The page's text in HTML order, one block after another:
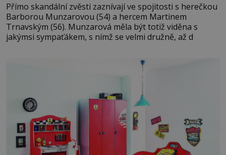
Přímo skandální zvěsti zaznívají ve spojitosti s herečkou
Barborou Munzarovou (54) a hercem Martinem
Trnavským (56). Munzarová měla být totiž viděna s
jakýmsi sympaťákem, s nímž se velmi družně, až d